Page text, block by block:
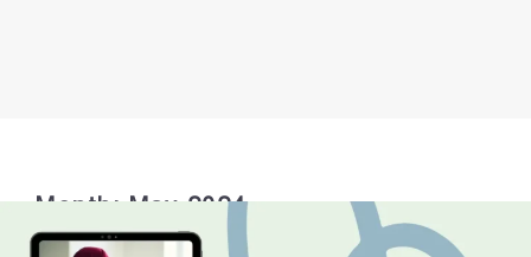
Month:May 2024